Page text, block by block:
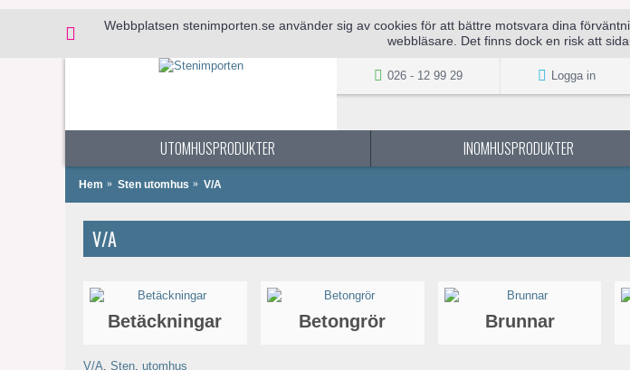
Webbplatsen stenimporten.se använder sig av cookies för att bättre motsvara dina
webbläsare. Det finns dock en risk att
026 - 12 99 29 Logga in
UTOMHUSPRODUKTER INOMHUSPRODUKTER
Hem Sten utomhus V/A
V/A
Betäckningar Betongrör Brunnar
V/A, Sten, utomhus